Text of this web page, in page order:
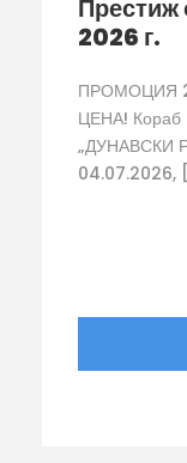
Престиж
2026 г.
ПРОМОЦИЯ
ЦЕНА!
„ДУНАВСКИ
04.07.2026,